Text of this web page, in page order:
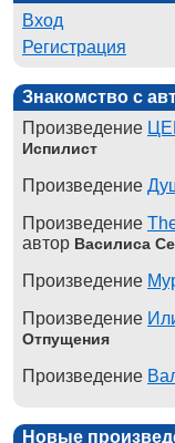
Вход
Регистрация
Знакомство с
Произведение
Испилист
Произведение
Произведение
автор Василиса
Произведение
Произведение
Отпущения
Произведение
Новые